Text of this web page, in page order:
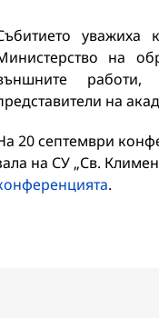
уважиха
на
на
20 септември
на СУ „Св.
.